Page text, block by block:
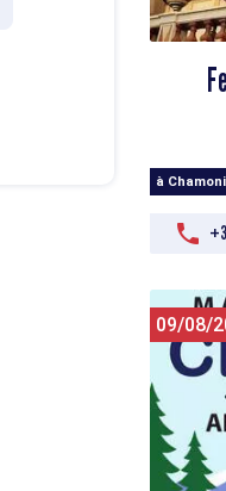
à
09/08/